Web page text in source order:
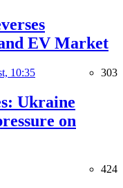
EV Market
10:35 303
Ukraine
on
424